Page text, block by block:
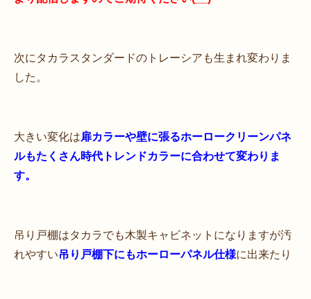
次にタカラスタンダードのトレーシアも生まれ変わりま
した。
大きい変化は扉カラーや壁に張るホーロークリーンパネ
ルもたくさん時代トレンドカラーに合わせて変わりま
す。
吊り戸棚はタカラでも木製キャビネットになりますが汚
れやすい吊り戸棚下にもホーローパネル仕様に出来たり